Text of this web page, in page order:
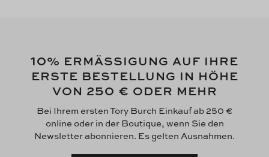
10% ERMÄSSIGUNG AUF IHRE
ERSTE BESTELLUNG IN HÖHE
VON 250 € ODER MEHR
Bei Ihrem ersten Tory Burch Einkauf ab 250 €
online oder in der Boutique, wenn Sie den
Newsletter abonnieren. Es gelten Ausnahmen.